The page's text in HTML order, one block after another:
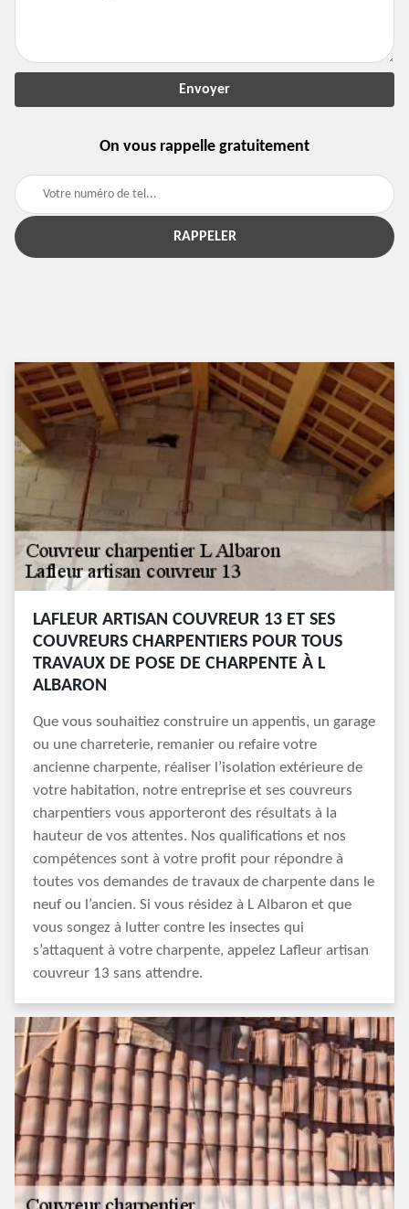
On vous rappelle gratuitement
LAFLEUR ARTISAN COUVREUR 13 ET SES
COUVREURS CHARPENTIERS POUR TOUS
TRAVAUX DE POSE DE CHARPENTE À L
ALBARON
Que vous souhaitiez construire un appentis, un garage
ou une charreterie, remanier ou refaire votre
ancienne charpente, réaliser l’isolation extérieure de
votre habitation, notre entreprise et ses couvreurs
charpentiers vous apporteront des résultats à la
hauteur de vos attentes. Nos qualifications et nos
compétences sont à votre profit pour répondre à
toutes vos demandes de travaux de charpente dans le
neuf ou l’ancien. Si vous résidez à L Albaron et que
vous songez à lutter contre les insectes qui
s’attaquent à votre charpente, appelez Lafleur artisan
couvreur 13 sans attendre.